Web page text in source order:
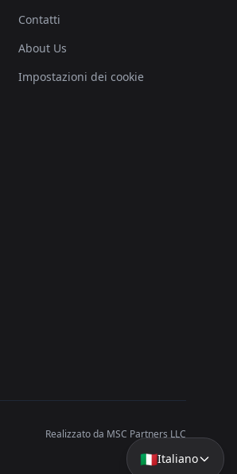
Contatti
About Us
Impostazioni dei cookie
Realizzato da MSC Partners LLC
🇮🇹Italiano